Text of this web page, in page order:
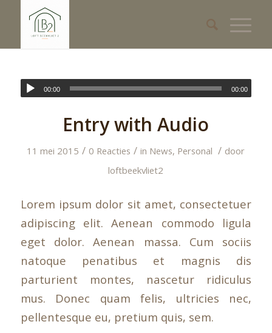
00:00 00:00
Entry with Audio
11 mei 2015 / 0 Reacties / in News, Personal / door
loftbeekvliet2
Lorem ipsum dolor sit amet, consectetuer
adipiscing elit. Aenean commodo ligula
eget dolor. Aenean massa. Cum sociis
natoque penatibus et magnis dis
parturient montes, nascetur ridiculus
mus. Donec quam felis, ultricies nec,
pellentesque eu, pretium quis, sem.